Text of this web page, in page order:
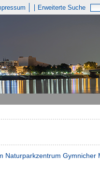
Erweiterte Suche
Naturparkzentrum Gymnicher